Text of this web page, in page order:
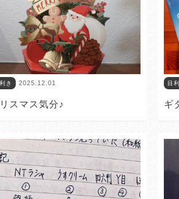
き 2025.12.01
スマス気分♪
目
ギ